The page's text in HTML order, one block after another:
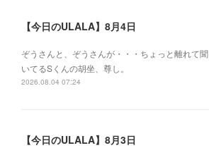
【今日のULALA】8月4日
ぞうさんと、ぞうさんが・・・ちょっと離れて聞
いてるSくんの胡坐、尊し。
2026.08.04 07:24
【今日のULALA】8月3日